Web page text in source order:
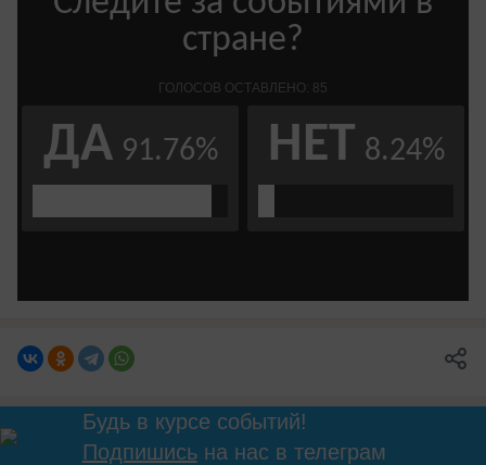
Будь в курсе событий!
Подпишисьна нас в телеграм